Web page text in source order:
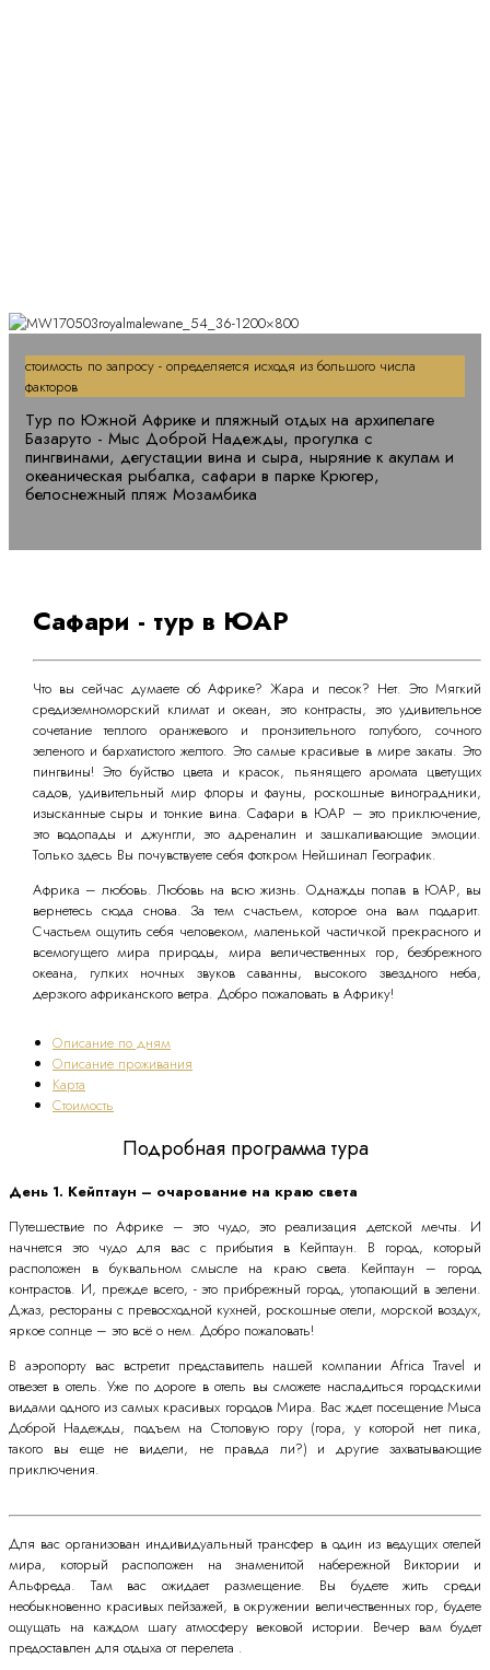
стоимость по запросу - определяется исходя из большого числа
факторов
Тур по Южной Африке и пляжный отдых на архипелаге
Базаруто - Мыс Доброй Надежды, прогулка с
пингвинами, дегустации вина и сыра, ныряние к акулам и
океаническая рыбалка, сафари в парке Крюгер,
белоснежный пляж Мозамбика
Сафари - тур в ЮАР
Что вы сейчас думаете об Африке? Жара и песок? Нет. Это Мягкий
средиземноморский климат и океан, это контрасты, это удивительное
сочетание теплого оранжевого и пронзительного голубого, сочного
зеленого и бархатистого желтого. Это самые красивые в мире закаты. Это
пингвины! Это буйство цвета и красок, пьянящего аромата цветущих
садов, удивительный мир флоры и фауны, роскошные виноградники,
изысканные сыры и тонкие вина. Сафари в ЮАР – это приключение,
это водопады и джунгли, это адреналин и зашкаливающие эмоции.
Только здесь Вы почувствуете себя фоткром Нейшинал Географик.
Африка – любовь. Любовь на всю жизнь. Однажды попав в ЮАР, вы
вернетесь сюда снова. За тем счастьем, которое она вам подарит.
Счастьем ощутить себя человеком, маленькой частичкой прекрасного и
всемогущего мира природы, мира величественных гор, безбрежного
океана, гулких ночных звуков саванны, высокого звездного неба,
дерзкого африканского ветра. Добро пожаловать в Африку!
Описание по дням
Описание проживания
Карта
Стоимость
Подробная программа тура
День 1. Кейптаун – очарование на краю света
Путешествие по Африке – это чудо, это реализация детской мечты. И
начнется это чудо для вас с прибытия в Кейптаун. В город, который
расположен в буквальном смысле на краю света. Кейптаун – город
контрастов. И, прежде всего, - это прибрежный город, утопающий в зелени.
Джаз, рестораны с превосходной кухней, роскошные отели, морской воздух,
яркое солнце – это всё о нем. Добро пожаловать!
В аэропорту вас встретит представитель нашей компании Africa Travel и
отвезет в отель. Уже по дороге в отель вы сможете насладиться городскими
видами одного из самых красивых городов Мира. Вас ждет посещение Мыса
Доброй Надежды, подъем на Столовую гору (гора, у которой нет пика,
такого вы еще не видели, не правда ли?) и другие захватывающие
приключения.
Для вас организован индивидуальный трансфер в один из ведущих отелей
мира, который расположен на знаменитой набережной Виктории и
Альфреда. Там вас ожидает размещение. Вы будете жить среди
необыкновенно красивых пейзажей, в окружении величественных гор, будете
ощущать на каждом шагу атмосферу вековой истории. Вечер вам будет
предоставлен для отдыха от перелета .